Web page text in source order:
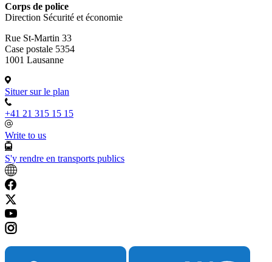
Corps de police
Direction Sécurité et économie
Rue St-Martin 33
Case postale 5354
1001 Lausanne
Situer sur le plan
+41 21 315 15 15
Write to us
S'y rendre en transports publics